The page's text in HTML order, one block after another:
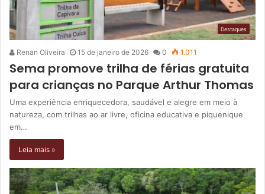
Destaques
Renan Oliveira 15 de janeiro de 2026 0 1.011
Sema promove trilha de férias gratuita
para crianças no Parque Arthur Thomas
Uma experiência enriquecedora, saudável e alegre em meio à
natureza, com trilhas ao ar livre, oficina educativa e piquenique
em…
Leia mais »